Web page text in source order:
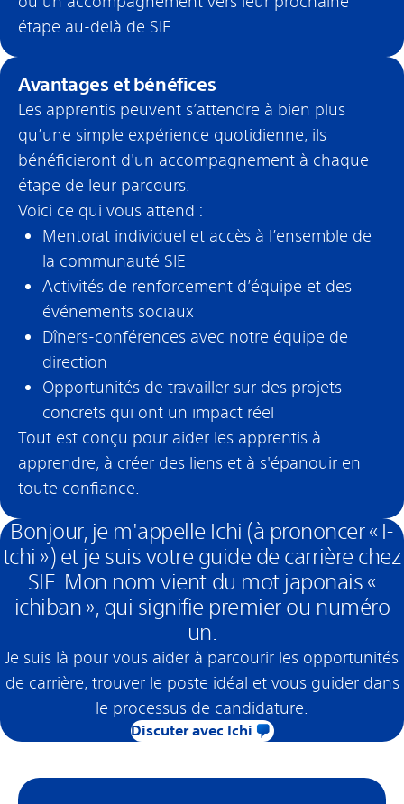
étape au-delà de SIE.
Avantages et bénéfices
Les apprentis peuvent s’attendre à bien plus
qu’une simple expérience quotidienne, ils
bénéficieront d'un accompagnement à chaque
étape de leur parcours.
Voici ce qui vous attend :
Mentorat individuel et accès à l’ensemble de
la communauté SIE
Activités de renforcement d’équipe et des
événements sociaux
Dîners-conférences avec notre équipe de
direction
Opportunités de travailler sur des projets
concrets qui ont un impact réel
Tout est conçu pour aider les apprentis à
apprendre, à créer des liens et à s'épanouir en
toute confiance.
Bonjour, je m'appelle Ichi (à prononcer « I-
tchi ») et je suis votre guide de carrière chez
SIE. Mon nom vient du mot japonais «
ichiban », qui signifie premier ou numéro
un.
Je suis là pour vous aider à parcourir les opportunités
de carrière, trouver le poste idéal et vous guider dans
le processus de candidature.
Discuter avec Ichi